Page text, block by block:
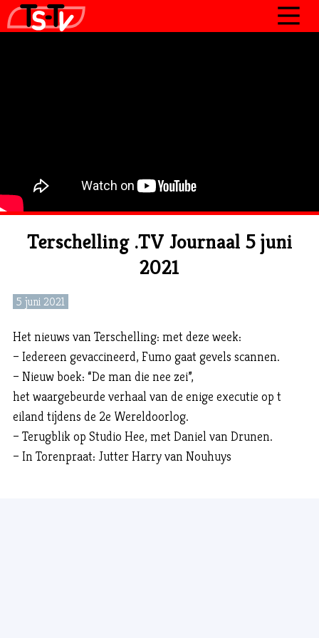
CONTACT
Terschelling .TV Journaal 5 juni
2021
5 juni 2021
Het nieuws van Terschelling: met deze week:
– Iedereen gevaccineerd, Fumo gaat gevels scannen.
– Nieuw boek: “De man die nee zei”,
het waargebeurde verhaal van de enige executie op t
eiland tijdens de 2e Wereldoorlog.
– Terugblik op Studio Hee, met Daniel van Drunen.
– In Torenpraat: Jutter Harry van Nouhuys